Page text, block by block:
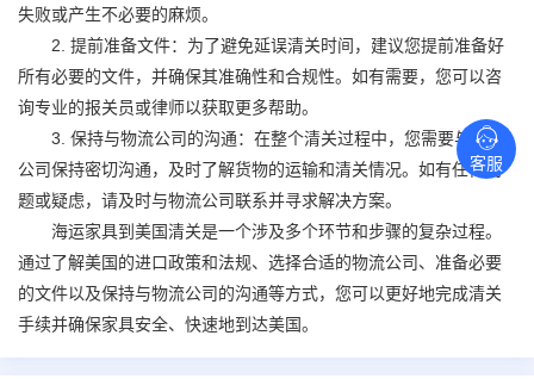
失败或产生不必要的麻烦。
2. 提前准备文件：为了避免延误清关时间，建议您提前准备好
所有必要的文件，并确保其准确性和合规性。如有需要，您可以咨
询专业的报关员或律师以获取更多帮助。
3. 保持与物流公司的沟通：在整个清关过程中，您需要与物流
公司保持密切沟通，及时了解货物的运输和清关情况。如有任何问
题或疑虑，请及时与物流公司联系并寻求解决方案。
海运家具到美国清关是一个涉及多个环节和步骤的复杂过程。
通过了解美国的进口政策和法规、选择合适的物流公司、准备必要
的文件以及保持与物流公司的沟通等方式，您可以更好地完成清关
手续并确保家具安全、快速地到达美国。
客服